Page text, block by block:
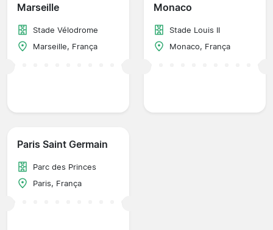
Marseille
Stade Vélodrome
Marseille, França
Monaco
Stade Louis II
Monaco, França
Paris Saint Germain
Parc des Princes
Paris, França